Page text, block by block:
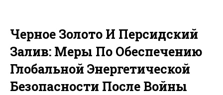
Черное Золото И Персидский
Залив: Меры По Обеспечению
Глобальной Энергетической
Безопасности После Войны